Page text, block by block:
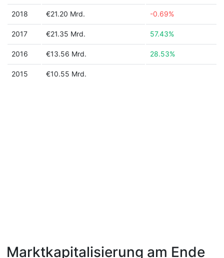
2018 €21.20 Mrd. -0.69%
2017 €21.35 Mrd. 57.43%
2016 €13.56 Mrd. 28.53%
2015 €10.55 Mrd.
Marktkapitalisierung am Ende